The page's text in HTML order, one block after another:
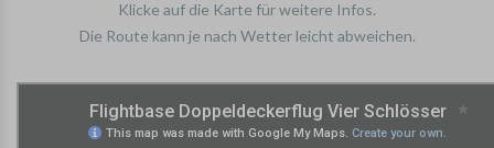
Klicke auf die Karte für weitere Infos.
Die Route kann je nach Wetter leicht abweichen.